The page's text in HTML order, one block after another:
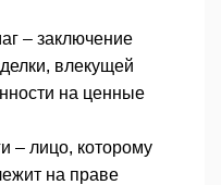
– заключение
влекущей
на ценные
– лицо, которому
на праве